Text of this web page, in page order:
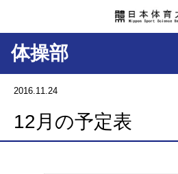
体操部
2016.11.24
12月の予定表